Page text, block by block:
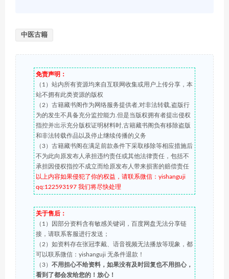
中医古籍
免责声明：
（1）站内所有资源均来自互联网收集或用户上传分享，本
站不拥有此类资源的版权
（2）古籍藏书阁作为网络服务提供者,对非法转载,盗版行
为的发生不具备充分监控能力.但是当版权拥有者提出侵权
指控并出示充分版权证明材料时,古籍藏书阁负有移除盗版
和非法转载作品以及停止继续传播的义务
（3）古籍藏书阁在满足前款条件下采取移除等相应措施后
不为此向原发布人承担违约责任或其他法律责任，包括不
承担因侵权指控不成立而给原发布人带来损害的赔偿责任
以上内容如果侵犯了你的权益，请联系微信：yishanguji
qq:122593197 我们将尽快处理
关于售后：
（1）因部分资料含有敏感关键词，百度网盘无法分享链
接，请联系客服进行发送；
（2）如资料存在张冠李戴、语音视频无法播放等现象，都
可以联系微信：yishanguji 无条件退款！
（3） 不用担心不给资料，如果没有及时回复也不用担心，
看到了都会发给您的！放心！